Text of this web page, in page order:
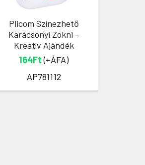
Plicom Színezhető
Karácsonyi Zokni -
Kreatív Ajándék
164Ft(+ÁFA)
AP781112